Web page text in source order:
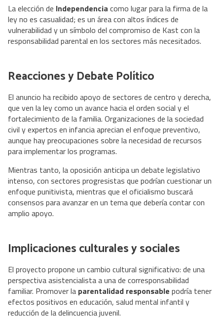
La elección de Independencia como lugar para la firma de la
ley no es casualidad; es un área con altos índices de
vulnerabilidad y un símbolo del compromiso de Kast con la
responsabilidad parental en los sectores más necesitados.
Reacciones y Debate Político
El anuncio ha recibido apoyo de sectores de centro y derecha,
que ven la ley como un avance hacia el orden social y el
fortalecimiento de la familia. Organizaciones de la sociedad
civil y expertos en infancia aprecian el enfoque preventivo,
aunque hay preocupaciones sobre la necesidad de recursos
para implementar los programas.
Mientras tanto, la oposición anticipa un debate legislativo
intenso, con sectores progresistas que podrían cuestionar un
enfoque punitivista, mientras que el oficialismo buscará
consensos para avanzar en un tema que debería contar con
amplio apoyo.
Implicaciones culturales y sociales
El proyecto propone un cambio cultural significativo: de una
perspectiva asistencialista a una de corresponsabilidad
familiar. Promover la parentalidad responsable podría tener
efectos positivos en educación, salud mental infantil y
reducción de la delincuencia juvenil.